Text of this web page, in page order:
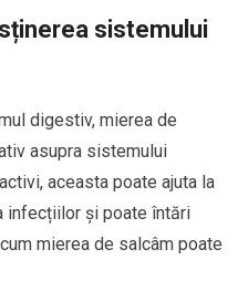
sistemului
digestiv, mierea de
asupra sistemului
aceasta poate ajuta la
infecțiilor și poate întări
mierea de salcâm poate